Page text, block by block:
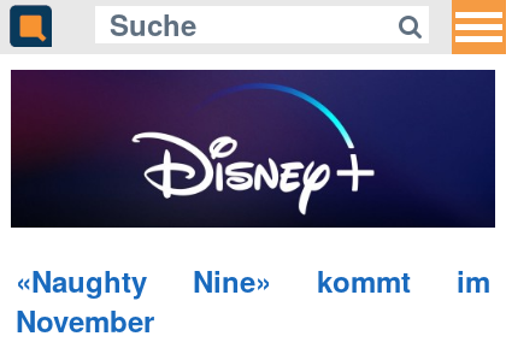
«Naughty Nine» kommt im
November